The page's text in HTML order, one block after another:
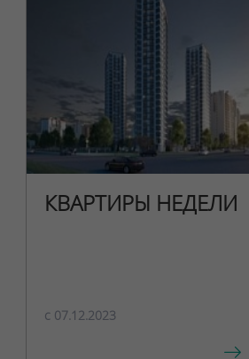
КВАРТИРЫ НЕДЕЛИ
c 07.12.2023